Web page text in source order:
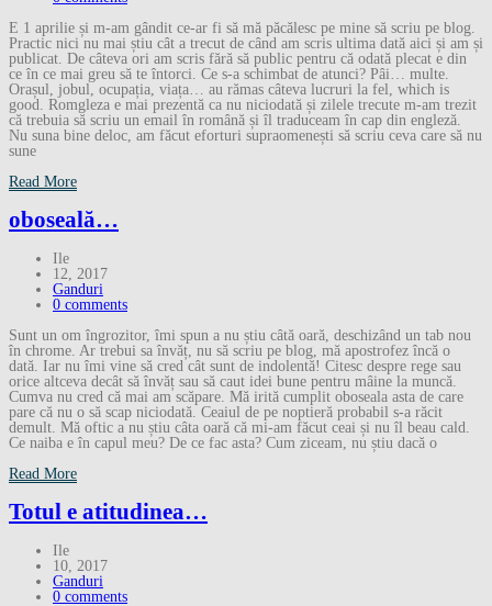
E 1 aprilie și m-am gândit ce-ar fi să mă păcălesc pe mine să scriu pe blog.
Practic nici nu mai știu cât a trecut de când am scris ultima dată aici și am și
publicat. De câteva ori am scris fără să public pentru că odată plecat e din
ce în ce mai greu să te întorci. Ce s-a schimbat de atunci? Pâi… multe.
Orașul, jobul, ocupația, viața… au rămas câteva lucruri la fel, which is
good. Romgleza e mai prezentă ca nu niciodată și zilele trecute m-am trezit
că trebuia să scriu un email în română și îl traduceam în cap din engleză.
Nu suna bine deloc, am făcut eforturi supraomenești să scriu ceva care să nu
sune
Read More
oboseală…
Ile
12, 2017
Ganduri
0 comments
Sunt un om îngrozitor, îmi spun a nu știu câtă oară, deschizând un tab nou
în chrome. Ar trebui sa învăț, nu să scriu pe blog, mă apostrofez încă o
dată. Iar nu îmi vine să cred cât sunt de indolentă! Citesc despre rege sau
orice altceva decât să învăț sau să caut idei bune pentru mâine la muncă.
Cumva nu cred că mai am scăpare. Mă irită cumplit oboseala asta de care
pare că nu o să scap niciodată. Ceaiul de pe noptieră probabil s-a răcit
demult. Mă oftic a nu știu câta oară că mi-am făcut ceai și nu îl beau cald.
Ce naiba e în capul meu? De ce fac asta? Cum ziceam, nu știu dacă o
Read More
Totul e atitudinea…
Ile
10, 2017
Ganduri
0 comments